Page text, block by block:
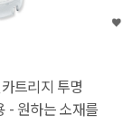
트리지 투명
- 원하는 소재를